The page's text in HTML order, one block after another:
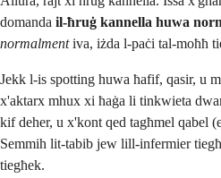
domanda il-ħruġ kannella huwa
normalmentiva, iżda l-paċi tal-moħħ
Jekk l-is spotting huwa ħafif, qasir, u
x'aktarx mhux xi ħaġa li tinkwieta
kif deher, u x'kont qed tagħmel qabel
Semmih lit-tabib jew lill-infermier
tiegħek.